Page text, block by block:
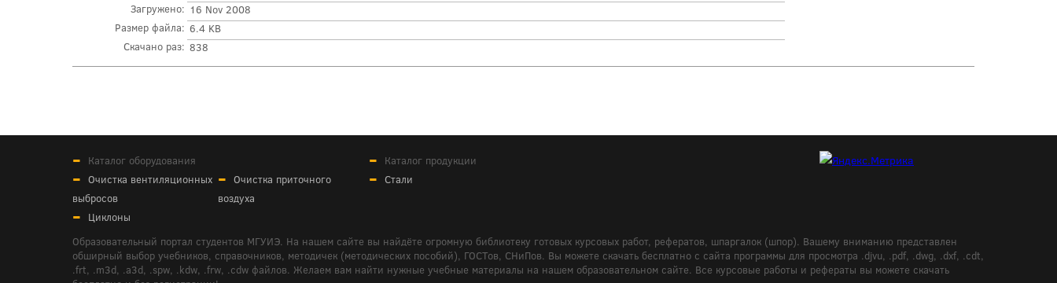
Загружено: 16 Nov 2008
Размер файла: 6.4 KB
Скачано раз: 838
Каталог оборудования
Очистка вентиляционных
выбросов
Очистка приточного
воздуха
Циклоны
Каталог продукции
Стали
Образовательный портал студентов МГУИЭ. На нашем сайте вы найдёте огромную библиотеку готовых курсовых работ, рефератов, шпаргалок (шпор). Вашему вниманию представлен
обширный выбор учебников, справочников, методичек (методических пособий), ГОСТов, СНиПов. Вы можете скачать бесплатно с сайта программы для просмотра .djvu, .pdf, .dwg, .dxf, .cdt,
.frt, .m3d, .a3d, .spw, .kdw, .frw, .cdw файлов. Желаем вам найти нужные учебные материалы на нашем образовательном сайте. Все курсовые работы и рефераты вы можете скачать